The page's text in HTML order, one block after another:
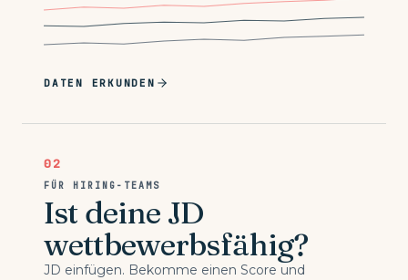
DATEN ERKUNDEN
02
FÜR HIRING-TEAMS
Ist deine JD
wettbewerbsfähig?
JD einfügen. Bekomme einen Score und